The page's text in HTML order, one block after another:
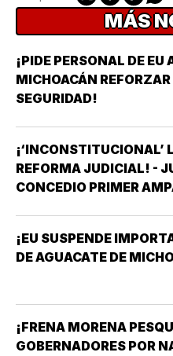
MÁS
¡PIDE PERSONAL DE EU
MICHOACÁN REFORZAR
SEGURIDAD!
¡‘INCONSTITUCIONAL’
REFORMA JUDICIAL! -
CONCEDIO PRIMER
¡EU SUSPENDE
DE AGUACATE DE
¡FRENA MORENA
GOBERNADORES POR